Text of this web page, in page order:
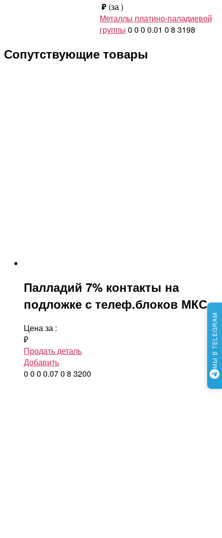
₽ (за)
Металлы платино-паладиевой
группы 0 0 0 0.01 0 8 3198
Сопутствующие товары
Палладий 7% контакты на
подложке с телеф.блоков МКС
Цена за :
₽
Продать деталь
Добавить
0 0 0 0.070 8 3200
МЫ В TELEGRAM